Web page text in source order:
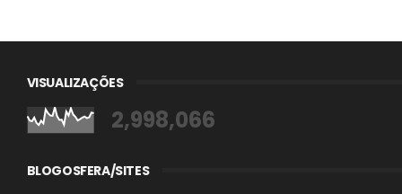
VISUALIZAÇÕES
2,998,066
BLOGOSFERA/SITES